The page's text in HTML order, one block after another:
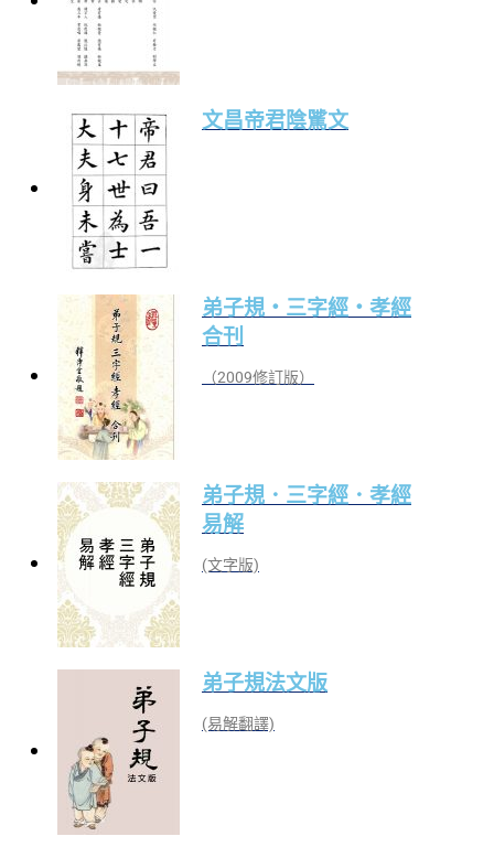
文昌帝君陰騭文
弟子規‧三字經‧孝經
合刊
（2009修訂版）
弟子規．三字經．孝經
易解
(文字版)
弟子規法文版
(易解翻譯)